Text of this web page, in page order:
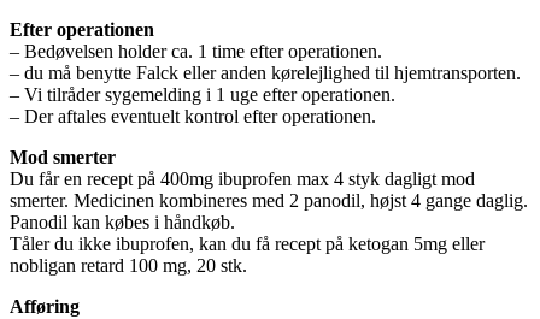
Efter operationen
– Bedøvelsen holder ca. 1 time efter operationen.
– du må benytte Falck eller anden kørelejlighed til hjemtransporten.
– Vi tilråder sygemelding i 1 uge efter operationen.
– Der aftales eventuelt kontrol efter operationen.
Mod smerter
Du får en recept på 400mg ibuprofen max 4 styk dagligt mod
smerter. Medicinen kombineres med 2 panodil, højst 4 gange daglig.
Panodil kan købes i håndkøb.
Tåler du ikke ibuprofen, kan du få recept på ketogan 5mg eller
nobligan retard 100 mg, 20 stk.
Afføring